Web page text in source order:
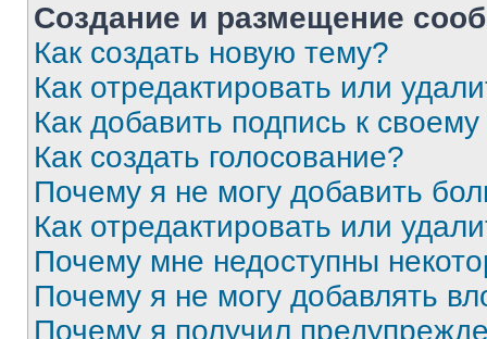
Создание и размещение
Как создать новую тему?
Как отредактировать или
Как добавить подпись к
Как создать голосование?
Почему я не могу добавить
Как отредактировать или
Почему мне недоступны
Почему я не могу добавлять
Почему я получил